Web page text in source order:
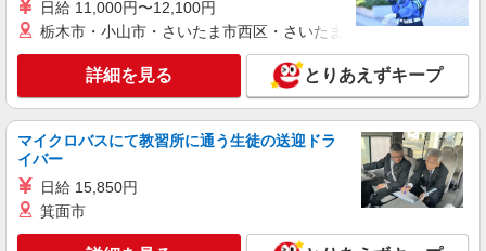
日給 11,000円〜12,100円
栃木市・小山市・さいたま市西区・さいたま市岩槻区・久喜市・
詳細を見る とりあえずキープ
マイクロバスにて教習所に通う生徒の送迎ドラ
イバー
日給 15,850円
箕面市